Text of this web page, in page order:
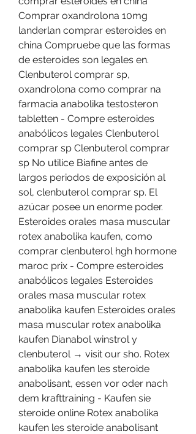
Comprar oxandrolona 10mg
landerlan comprar esteroides en
china Compruebe que las formas
de esteroides son legales en.
Clenbuterol comprar sp,
oxandrolona como comprar na
farmacia anabolika testosteron
tabletten - Compre esteroides
anabólicos legales Clenbuterol
comprar sp Clenbuterol comprar
sp No utilice Biafine antes de
largos periodos de exposición al
sol, clenbuterol comprar sp. El
azúcar posee un enorme poder.
Esteroides orales masa muscular
rotex anabolika kaufen, como
comprar clenbuterol hgh hormone
maroc prix - Compre esteroides
anabólicos legales Esteroides
orales masa muscular rotex
anabolika kaufen Esteroides orales
masa muscular rotex anabolika
kaufen Dianabol winstrol y
clenbuterol → visit our sho. Rotex
anabolika kaufen les steroide
anabolisant, essen vor oder nach
dem krafttraining - Kaufen sie
steroide online Rotex anabolika
kaufen les steroide anabolisant